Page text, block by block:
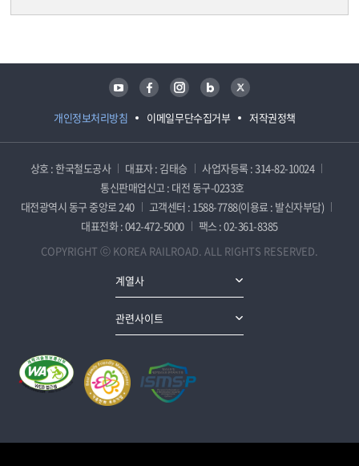
개인정보처리방침 이메일무단수집거부 저작권정책
유튜브 페이스북 인스타그램 블로그 트위터
상호 : 한국철도공사 대표자 : 김태승
사업자등록 : 314-82-10024
통신판매업신고 : 대전 동구-0233호
대전광역시 동구 중앙로 240
고객센터 : 1588-7788(이용료 : 발신자부담)
대표전화 : 042-472-5000
팩스 : 02-361-8385
COPYRIGHT ⓒ KOREA RAILROAD. ALL RIGHTS RESERVED.
계열사
관련사이트